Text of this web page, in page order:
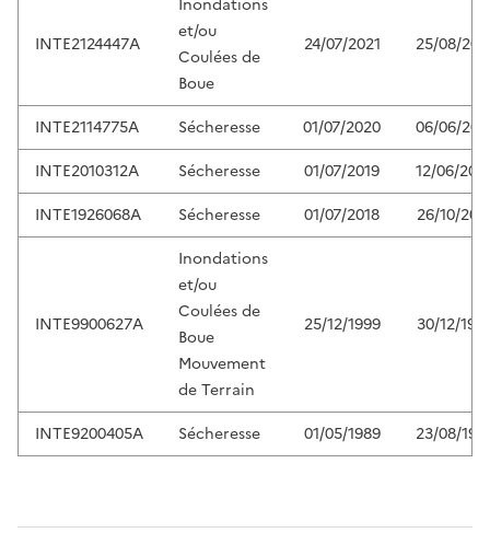
INTE2124447A
Inondations
et/ou
Coulées de
Boue
24/07/2021 25/08/
INTE2114775A Sécheresse 01/07/2020
06/06/
INTE2010312A
Sécheresse 01/07/2019
12/06/
INTE1926068A
Sécheresse 01/07/2018 26/10/
INTE9900627A
Inondations
et/ou
Coulées de
Boue
Mouvement
de Terrain
25/12/1999 30/12/
INTE9200405A Sécheresse 01/05/1989 23/08/